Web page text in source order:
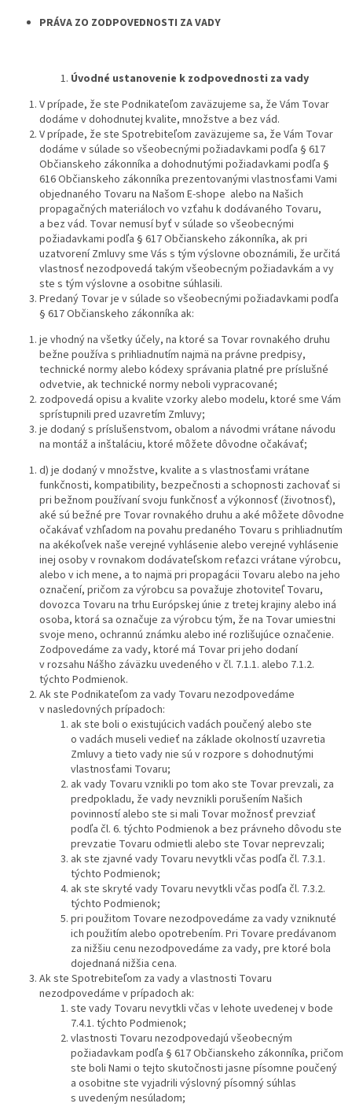
PRÁVA ZO ZODPOVEDNOSTI ZA VADY
Úvodné ustanovenie k zodpovednosti za vady
V prípade, že ste Podnikateľom zaväzujeme sa, že Vám Tovar
dodáme v dohodnutej kvalite, množstve a bez vád.
V prípade, že ste Spotrebiteľom zaväzujeme sa, že Vám Tovar
dodáme v súlade so všeobecnými požiadavkami podľa § 617
Občianskeho zákonníka a dohodnutými požiadavkami podľa §
616 Občianskeho zákonníka prezentovanými vlastnosťami Vami
objednaného Tovaru na Našom E-shope alebo na Našich
propagačných materiáloch vo vzťahu k dodávaného Tovaru,
a bez vád. Tovar nemusí byť v súlade so všeobecnými
požiadavkami podľa § 617 Občianskeho zákonníka, ak pri
uzatvorení Zmluvy sme Vás s tým výslovne oboznámili, že určitá
vlastnosť nezodpovedá takým všeobecným požiadavkám a vy
ste s tým výslovne a osobitne súhlasili.
Predaný Tovar je v súlade so všeobecnými požiadavkami podľa
§ 617 Občianskeho zákonníka ak:
je vhodný na všetky účely, na ktoré sa Tovar rovnakého druhu
bežne používa s prihliadnutím najmä na právne predpisy,
technické normy alebo kódexy správania platné pre príslušné
odvetvie, ak technické normy neboli vypracované;
zodpovedá opisu a kvalite vzorky alebo modelu, ktoré sme Vám
sprístupnili pred uzavretím Zmluvy;
je dodaný s príslušenstvom, obalom a návodmi vrátane návodu
na montáž a inštaláciu, ktoré môžete dôvodne očakávať;
d) je dodaný v množstve, kvalite a s vlastnosťami vrátane
funkčnosti, kompatibility, bezpečnosti a schopnosti zachovať si
pri bežnom používaní svoju funkčnosť a výkonnosť (životnosť),
aké sú bežné pre Tovar rovnakého druhu a aké môžete dôvodne
očakávať vzhľadom na povahu predaného Tovaru s prihliadnutím
na akékoľvek naše verejné vyhlásenie alebo verejné vyhlásenie
inej osoby v rovnakom dodávateľskom reťazci vrátane výrobcu,
alebo v ich mene, a to najmä pri propagácii Tovaru alebo na jeho
označení, pričom za výrobcu sa považuje zhotoviteľ Tovaru,
dovozca Tovaru na trhu Európskej únie z tretej krajiny alebo iná
osoba, ktorá sa označuje za výrobcu tým, že na Tovar umiestni
svoje meno, ochrannú známku alebo iné rozlišujúce označenie.
Zodpovedáme za vady, ktoré má Tovar pri jeho dodaní
v rozsahu Nášho záväzku uvedeného v čl. 7.1.1. alebo 7.1.2.
týchto Podmienok.
Ak ste Podnikateľom za vady Tovaru nezodpovedáme
v nasledovných prípadoch:
ak ste boli o existujúcich vadách poučený alebo ste
o vadách museli vedieť na základe okolností uzavretia
Zmluvy a tieto vady nie sú v rozpore s dohodnutými
vlastnosťami Tovaru;
ak vady Tovaru vznikli po tom ako ste Tovar prevzali, za
predpokladu, že vady nevznikli porušením Našich
povinností alebo ste si mali Tovar možnosť prevziať
podľa čl. 6. týchto Podmienok a bez právneho dôvodu ste
prevzatie Tovaru odmietli alebo ste Tovar neprevzali;
ak ste zjavné vady Tovaru nevytkli včas podľa čl. 7.3.1.
týchto Podmienok;
ak ste skryté vady Tovaru nevytkli včas podľa čl. 7.3.2.
týchto Podmienok;
pri použitom Tovare nezodpovedáme za vady vzniknuté
ich použitím alebo opotrebením. Pri Tovare predávanom
za nižšiu cenu nezodpovedáme za vady, pre ktoré bola
dojednaná nižšia cena.
Ak ste Spotrebiteľom za vady a vlastnosti Tovaru
nezodpovedáme v prípadoch ak:
ste vady Tovaru nevytkli včas v lehote uvedenej v bode
7.4.1. týchto Podmienok;
vlastnosti Tovaru nezodpovedajú všeobecným
požiadavkam podľa § 617 Občianskeho zákonníka, pričom
ste boli Nami o tejto skutočnosti jasne písomne poučený
a osobitne ste vyjadrili výslovný písomný súhlas
s uvedeným nesúladom;